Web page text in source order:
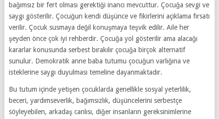
bağımsız bir fert olması gerektiği inancı mevcuttur. Çocuğa sevgi ve
saygı gösterilir. Çocuğun kendi düşünce ve fikirlerini açıklama fırsatı
verilir. Çocuk susmaya değil konuşmaya teşvik edilir. Aile her
şeyden önce çok iyi rehberdir. Çocuğa yol gösterilir ama alacağı
kararlar konusunda serbest bırakılır çocuğa birçok alternatif
sunulur. Demokratik anne baba tutumu çocuğun varlığına ve
isteklerine saygı duyulması temeline dayanmaktadır.
Bu tutum içinde yetişen çocuklarda genellikle sosyal yeterlilik,
beceri, yardımseverlik, bağımsızlık, düşüncelerini serbestçe
söyleyebilen, arkadaş canlısı, diğer insanların gereksinimlerine